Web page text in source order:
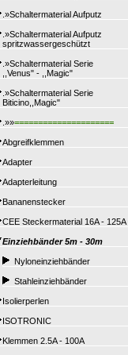
.»Schaltermaterial Aufputz
.»Schaltermaterial Aufputz
spritzwassergeschützt
.»Schaltermaterial Serie
,,Venus" - ,,Magic"
.»Schaltermaterial Serie
Biticino,,Magic"
.»»=====================
Abgreifklemmen
Adapter
Adapterleitung
Bananenstecker
CEE Steckermaterial 16A - 125A
Einziehbänder 5m - 30m
Nyloneinziehbänder
Stahleinziehbänder
Isolierperlen
ISOTRONIC
Klemmen 2.5A - 100A